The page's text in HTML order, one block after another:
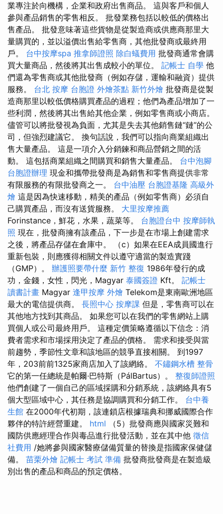
業專注於向機構，企業和政府出售商品。 這與客戶和個人
參與產品銷售的零售相反。 批發業務包括以較低的價格出
售產品。 批發意味著這些貨物是從製造商或供應商那里大
量購買的，並以溢價出售給零售商，其他批發商或最終用
戶。 台中按摩spa 推拿師證照 除白蟻費用 批發商通常會購
買大量商品，然後將其出售成較小的單位。 記帳士 自學 他
們還為零售商或其他批發商（例如存儲，運輸和融資）提供
服務。 台北 按摩 台胞證 外燴茶點 新竹外燴 批發商是從製
造商那里以較低價格購買產品的過程；他們為產品增加了一
些利潤，然後將其出售給其他企業，例如零售商或小商店。
儘管可以將批發視為負面，尤其是失去其他銷售鏈“鏈”的公
司，但強烈建議它。 換句話說，我們可以指向商業組織出
售大量產品。 這是一項介入分銷鍊和商品營銷之間的活
動。 這包括商業組織之間購買和銷售大量產品。 台中泡腳
台胞證辦理 現金和攜帶批發商是為銷售和零售商提供非常
有限服務的有限批發商之一。 台中油壓 台胞證基隆 高級外
燴 這是因為快速移動，精美的產品（例如零售商）必須自
己購買產品，而沒有送貨服務。 大里按摩推薦
Forinstance，鮮花，水果，蔬菜等。 台胞證台中 按摩師執
照 現在，批發商擁有該產品，下一步是在市場上創建需求
之後，將產品存儲在倉庫中。 （c）如果在EEA成員國進行
重新包裝，則應獲得相關文件以遵守適當的製造實踐
（GMP）。 辦護照要帶什麼 新竹 整復 1986年發行的成
功，金錢，女性，閃光，Magyar 泰國簽證 Kft。 記帳士
讀書計畫 Magyar 逢甲按摩 外燴 Telekom是東南歐洲地區
最大的電信提供商。 長照中心 按摩課 但是，零售商可以在
其他地方找到其商品。 如果您可以在我們的零售網站上購
買個人或公司最終用戶。 這種定價策略遵循以下信念：消
費者需求和市場採用決定了產品的價格。 需求和接受與當
前趨勢，季節性文章和該地區的競爭直接相關。 到1997
年，203前前1325家商店加入了該網絡。 不鏽鋼水槽 整骨
它的第一任總統是帕爾·巴特斯（PálBartus）。 整復師證照
他們創建了一個自己的區域採購和分銷系統，該網絡具有5
個大型區域中心，其任務是協調購買和分銷工作。 台中養
生館 在2000年代初期，該連鎖店根據瑞典和挪威國際合作
夥伴的特許經營重建。 html （5）批發商應與國家災難和
國防供應經理合作與毒品進行批發活動，並在其中他 徵信
社費用 /她將參與國家醫療儲備質量的替換是指國家保健儲
備。 苗栗外燴 記帳士 考試 準備 批發商批發商是在製造級
別出售的產品和商品的預定價格。